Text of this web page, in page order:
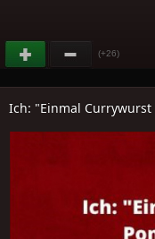
(+26)
Ich: "Einmal Currywurst